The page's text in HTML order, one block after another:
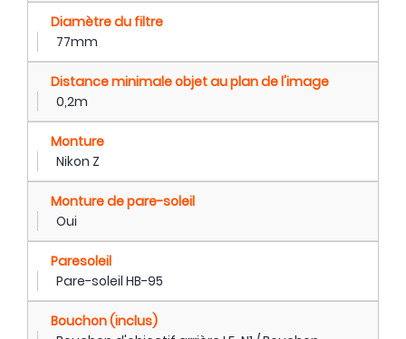
Diamètre du filtre
77mm
Distance minimale objet au plan de l'image
0,2m
Monture
Nikon Z
Monture de pare-soleil
Oui
Paresoleil
Pare-soleil HB-95
Bouchon (inclus)